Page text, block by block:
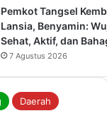
Pemkot Tangsel
Lansia, Benyamin:
Sehat, Aktif, dan
7 Agustus 2026